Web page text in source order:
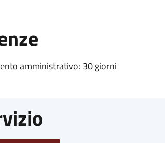
amministrativo: 30 giorni